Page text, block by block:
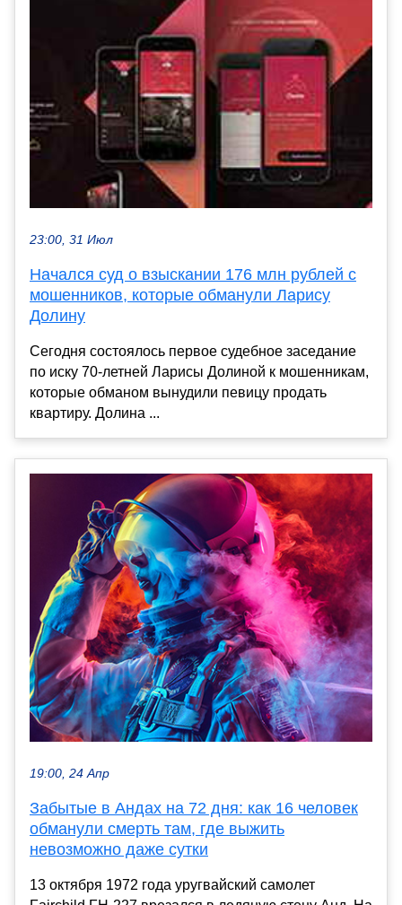
23:00, 31 Июл
Начался суд о взыскании 176 млн рублей с
мошенников, которые обманули Ларису
Долину
Сегодня состоялось первое судебное заседание
по иску 70-летней Ларисы Долиной к мошенникам,
которые обманом вынудили певицу продать
квартиру. Долина ...
19:00, 24 Апр
Забытые в Андах на 72 дня: как 16 человек
обманули смерть там, где выжить
невозможно даже сутки
13 октября 1972 года уругвайский самолет